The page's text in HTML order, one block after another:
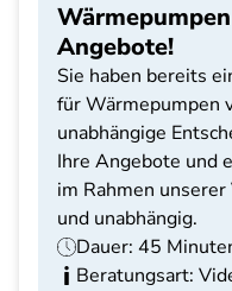
Angebote!
Sie haben bereits
für Wärmepumpen
unabhängige
Ihre Angebote und
im Rahmen
und unabhängig.
Dauer: 45
Beratungsart: